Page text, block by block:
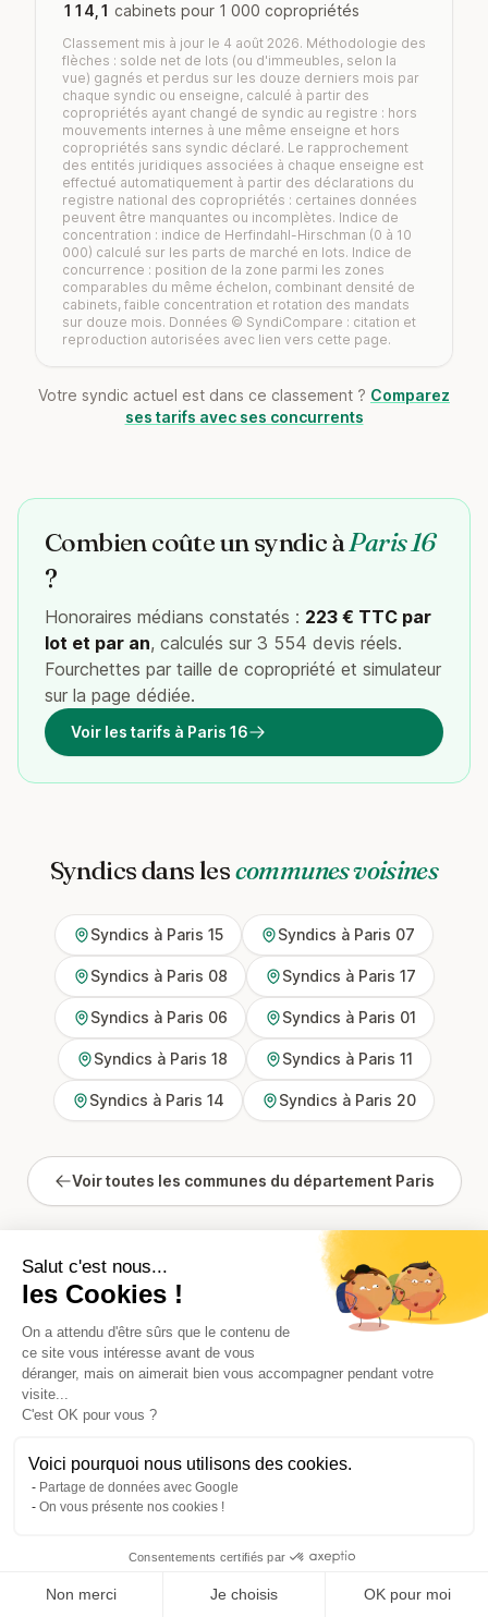
Salut c'est nous...
les Cookies !
On a attendu d'être sûrs que le contenu de
ce site vous intéresse avant de vous
déranger, mais on aimerait bien vous accompagner pendant votre
visite...
C'est OK pour vous ?
Voici pourquoi nous utilisons des cookies.
Partage de données avec Google
On vous présente nos cookies !
Consentements certifiés par
Non merci Je choisis OK pour moi
114,1 cabinets pour 1 000 copropriétés
Classement mis à jour le 4 août 2026. Méthodologie des
flèches : solde net de lots (ou d'immeubles, selon la
vue) gagnés et perdus sur les douze derniers mois par
chaque syndic ou enseigne, calculé à partir des
copropriétés ayant changé de syndic au registre : hors
mouvements internes à une même enseigne et hors
copropriétés sans syndic déclaré. Le rapprochement
des entités juridiques associées à chaque enseigne est
effectué automatiquement à partir des déclarations du
registre national des copropriétés : certaines données
peuvent être manquantes ou incomplètes. Indice de
concentration : indice de Herfindahl-Hirschman (0 à 10
000) calculé sur les parts de marché en lots. Indice de
concurrence : position de la zone parmi les zones
comparables du même échelon, combinant densité de
cabinets, faible concentration et rotation des mandats
sur douze mois. Données © SyndiCompare : citation et
reproduction autorisées avec lien vers cette page.
Votre syndic actuel est dans ce classement ? Comparez
ses tarifs avec ses concurrents
Combien coûte un syndic àParis 16
?
Honoraires médians constatés : 223 € TTC par
lot et par an, calculés sur 3 554 devis réels.
Fourchettes par taille de copropriété et simulateur
sur la page dédiée.
Voir les tarifs à Paris 16
Syndics dans lescommunes voisines
Syndics à Paris 15 Syndics à Paris 07
Syndics à Paris 08 Syndics à Paris 17
Syndics à Paris 06 Syndics à Paris 01
Syndics à Paris 18 Syndics à Paris 11
Syndics à Paris 14 Syndics à Paris 20
Voir toutes les communes du département Paris